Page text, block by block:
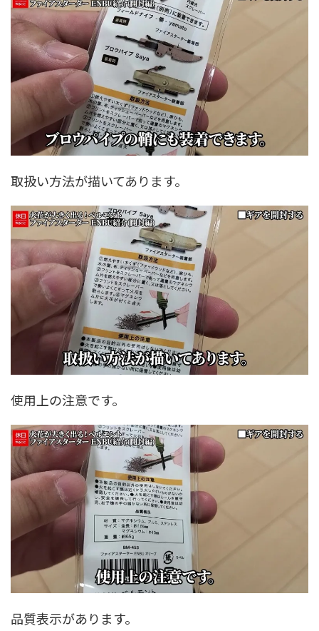
取扱い方法が描いてあります。
使用上の注意です。
品質表示があります。